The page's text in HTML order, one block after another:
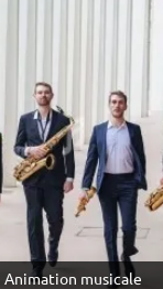
Animation musicale